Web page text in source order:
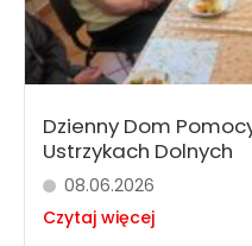
Dzienny Dom
Ustrzykach Dolnych
08.06.2026
Czytaj więcej